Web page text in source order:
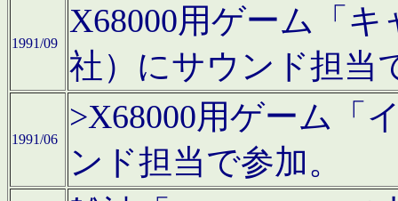
1991/09
X68000用ゲーム「
社）にサウンド担当
1991/06
>X68000用ゲーム「
ンド担当で参加。